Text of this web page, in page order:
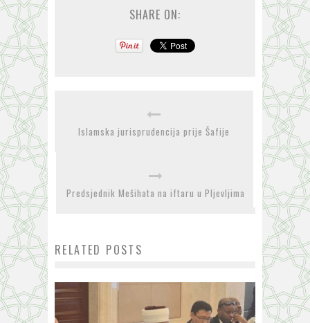
SHARE ON:
Islamska jurisprudencija prije Šafije
Predsjednik Mešihata na iftaru u Pljevljima
RELATED POSTS